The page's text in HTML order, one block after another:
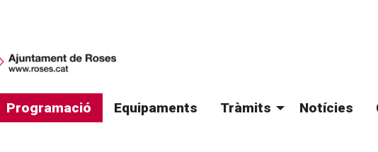
Programació Equipaments Tràmits Notícies